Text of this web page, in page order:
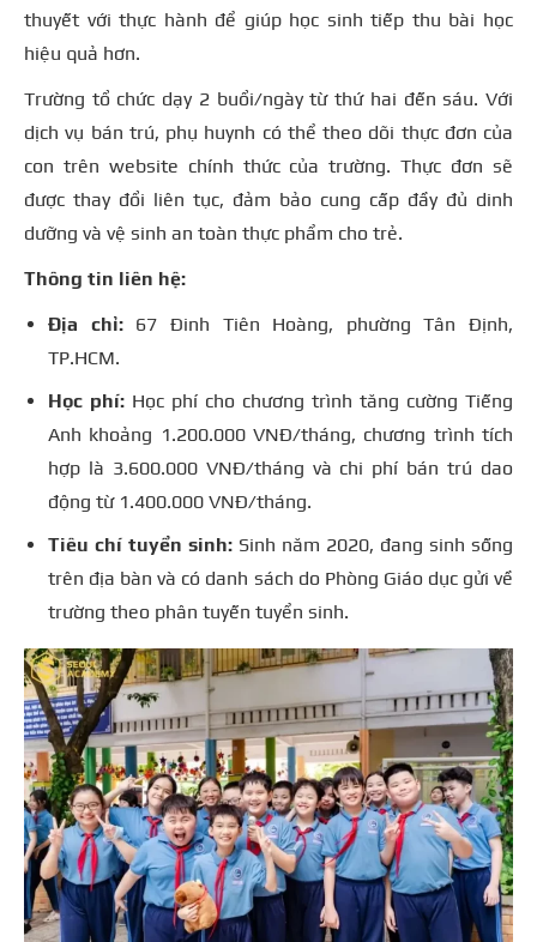
thuyết với thực hành để giúp học sinh tiếp thu bài học
hiệu quả hơn.
Trường tổ chức dạy 2 buổi/ngày từ thứ hai đến sáu. Với
dịch vụ bán trú, phụ huynh có thể theo dõi thực đơn của
con trên website chính thức của trường. Thực đơn sẽ
được thay đổi liên tục, đảm bảo cung cấp đầy đủ dinh
dưỡng và vệ sinh an toàn thực phẩm cho trẻ.
Thông tin liên hệ:
Địa chỉ: 67 Đinh Tiên Hoàng, phường Tân Định,
TP.HCM.
Học phí: Học phí cho chương trình tăng cường Tiếng
Anh khoảng 1.200.000 VNĐ/tháng, chương trình tích
hợp là 3.600.000 VNĐ/tháng và chi phí bán trú dao
động từ 1.400.000 VNĐ/tháng.
Tiêu chí tuyển sinh: Sinh năm 2020, đang sinh sống
trên địa bàn và có danh sách do Phòng Giáo dục gửi về
trường theo phân tuyến tuyển sinh.